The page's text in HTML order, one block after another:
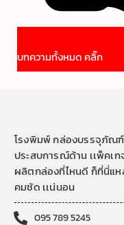
บทความทั้งหมด คลิ๊ก
โรงพิมพ์ กล่องบรรจุภัณ
ประสบการณ์ด้าน เเพ็คเ
ผลิตกล่องที่ไหนดี ก็ที่นี่แห
คมชัด เเน่นอน
095 789 5245